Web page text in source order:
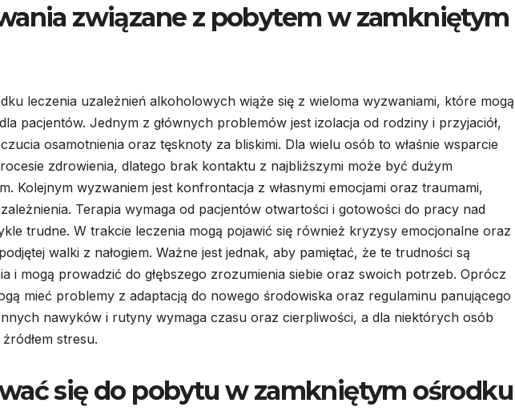
związane z pobytem w zamkniętym
leczenia uzależnień alkoholowych wiąże się z wieloma wyzwaniami, które mogą
pacjentów. Jednym z głównych problemów jest izolacja od rodziny i przyjaciół,
osamotnienia oraz tęsknoty za bliskimi. Dla wielu osób to właśnie wsparcie
zdrowienia, dlatego brak kontaktu z najbliższymi może być dużym
Kolejnym wyzwaniem jest konfrontacja z własnymi emocjami oraz traumami,
Terapia wymaga od pacjentów otwartości i gotowości do pracy nad
trudne. W trakcie leczenia mogą pojawić się również kryzysy emocjonalne oraz
walki z nałogiem. Ważne jest jednak, aby pamiętać, że te trudności są
i mogą prowadzić do głębszego zrozumienia siebie oraz swoich potrzeb. Oprócz
mieć problemy z adaptacją do nowego środowiska oraz regulaminu panującego
nawyków i rutyny wymaga czasu oraz cierpliwości, a dla niektórych osób
stresu.
się do pobytu w zamkniętym ośrodku